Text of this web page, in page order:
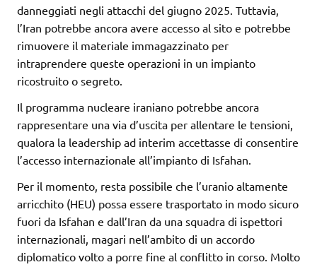
danneggiati negli attacchi del giugno 2025. Tuttavia,
l’Iran potrebbe ancora avere accesso al sito e potrebbe
rimuovere il materiale immagazzinato per
intraprendere queste operazioni in un impianto
ricostruito o segreto.
Il programma nucleare iraniano potrebbe ancora
rappresentare una via d’uscita per allentare le tensioni,
qualora la leadership ad interim accettasse di consentire
l’accesso internazionale all’impianto di Isfahan.
Per il momento, resta possibile che l’uranio altamente
arricchito (HEU) possa essere trasportato in modo sicuro
fuori da Isfahan e dall’Iran da una squadra di ispettori
internazionali, magari nell’ambito di un accordo
diplomatico volto a porre fine al conflitto in corso. Molto